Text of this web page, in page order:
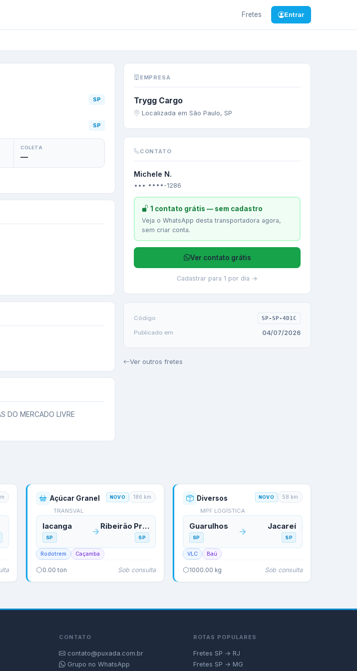
Fretes Entrar
E-COMMERCE
SP
SP
COLETA
—
DO MERCADO LIVRE
EMPRESA
Trygg Cargo
Localizada em São Paulo, SP
CONTATO
Michele N.
••• ••••-1286
1 contato grátis — sem cadastro
Veja o WhatsApp desta transportadora agora,
sem criar conta.
Ver contato grátis
Cadastrar para 1 por dia →
Código SP-SP-4D1C
Publicado em 04/07/2026
Ver outros fretes
Açúcar Granel
TRANSVAL
NOVO 186 km
Iacanga
SP
Ribeirão Preto
SP
Rodotrem Caçamba
0.00 ton Sob consulta
Diversos
MPF LOGÍSTICA
NOVO 58 km
Guarulhos
SP
Jacareí
SP
VLC Baú
1000.00 kg Sob consulta
CONTATO
contato@puxada.com.br
Grupo no WhatsApp
ROTAS POPULARES
Fretes SP → RJ
Fretes SP → MG